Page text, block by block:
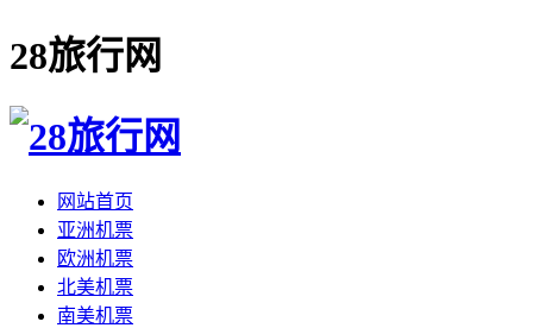
28旅行网
网站首页
亚洲机票
欧洲机票
北美机票
南美机票